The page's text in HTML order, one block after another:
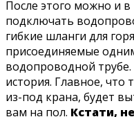
После этого можно и в
подключать
гибкие шланги для
присоединяемые
водопроводной трубе.
история. Главное, что
из-под крана, будет
вам на пол. Кстати,